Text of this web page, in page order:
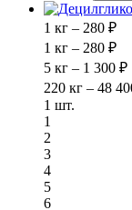
1 кг – 280 ₽
1 кг – 280 ₽
5 кг – 1 300 ₽
220 кг – 48
1 шт.
1
2
3
4
5
6